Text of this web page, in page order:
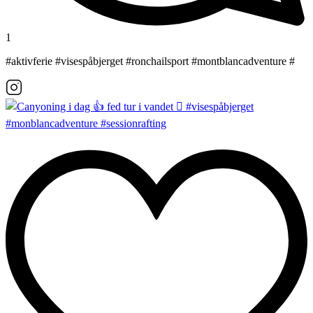
1
#aktivferie #visespåbjerget #ronchailsport #montblancadventure #